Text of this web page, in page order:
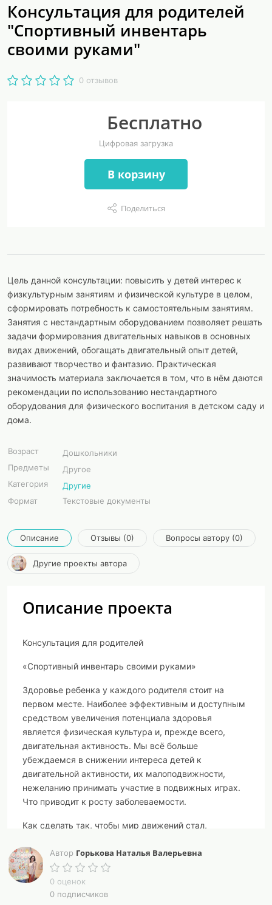
Консультация для родителей
"Спортивный инвентарь
своими руками"
0 отзывов
Бесплатно
Цифровая загрузка
В корзину
Поделиться
Цель данной консультации: повысить у детей интерес к
физкультурным занятиям и физической культуре в целом,
сформировать потребность к самостоятельным занятиям.
Занятия с нестандартным оборудованием позволяет решать
задачи формирования двигательных навыков в основных
видах движений, обогащать двигательный опыт детей,
развивают творчество и фантазию. Практическая
значимость материала заключается в том, что в нём даются
рекомендации по использованию нестандартного
оборудования для физического воспитания в детском саду и
дома.
Возраст
Дошкольники
Предметы
Другое
Категория
Другие
Формат
Текстовые документы
Описание Отзывы (0) Вопросы автору (0)
Другие проекты автора
Описание проекта
Консультация для родителей
«Спортивный инвентарь своими руками»
Здоровье ребенка у каждого родителя стоит на
первом месте. Наиболее эффективным и доступным
средством увеличения потенциала здоровья
является физическая культура и, прежде всего,
двигательная активность. Мы всё больше
убеждаемся в снижении интереса детей к
двигательной активности, их малоподвижности,
нежеланию принимать участие в подвижных играх.
Что приводит к росту заболеваемости.
Как сделать так, чтобы мир движений стал,
детей и родителей? В решении этой проблемы можно
использовать нестандартное оборудование,
изготовленное своими руками, которое позволяет
быстро и качественно формировать двигательные
Автор Горькова Наталья Валерьевна
0 оценок
0 подписчиков